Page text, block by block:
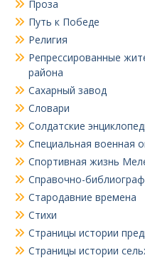
Проза
Путь к Победе
Религия
Репрессированные
района
Сахарный завод
Словари
Солдатские
Специальная военная
Спортивная жизнь
Справочно-
Стародавние времена
Стихи
Страницы истории
Страницы истории